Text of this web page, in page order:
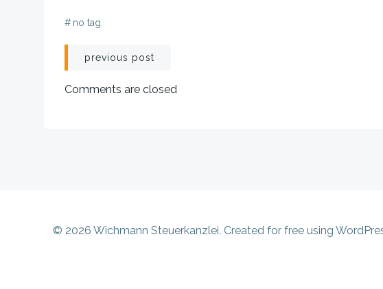
# no tag
Beitragsnavigation
previous post
Comments are closed
© 2026 Wichmann Steuerkanzlei. Created for free using